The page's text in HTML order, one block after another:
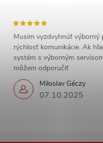
Miloslav Géczy
07.10.2025
Musim vyzdvyhnúť výborný
rýchlosť komunikácie. Ak
systém s výborným
môžem odporučiť